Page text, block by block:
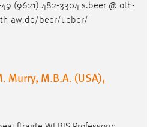
(9621) 482-3304 s.beer @ oth-
aw.de/beer/ueber/
Murry, M.B.A. (USA),